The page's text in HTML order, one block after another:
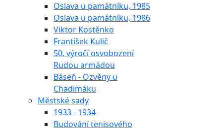
Oslava u památníku, 1985
Oslava u památníku, 1986
Viktor Kostěnko
František Kulič
50. výročí osvobození
Rudou armádou
Báseň - Ozvěny u
Chadimáku
Městské sady
1933 - 1934
Budování tenisového